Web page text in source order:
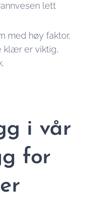
lett
med høy faktor,
klær er viktig,
i vår
for